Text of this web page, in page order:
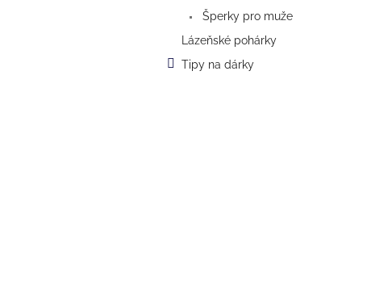
Šperky pro muže
Lázeňské pohárky
Tipy na dárky